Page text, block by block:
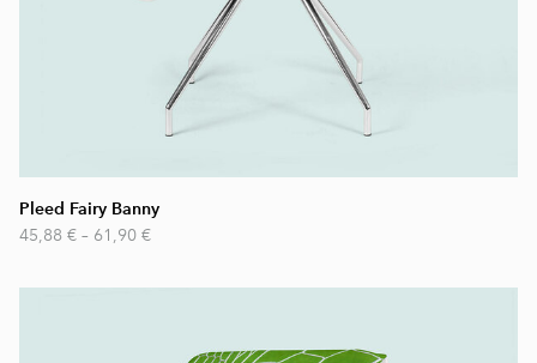
Pleed Fairy Banny
45,88 € – 61,90 €